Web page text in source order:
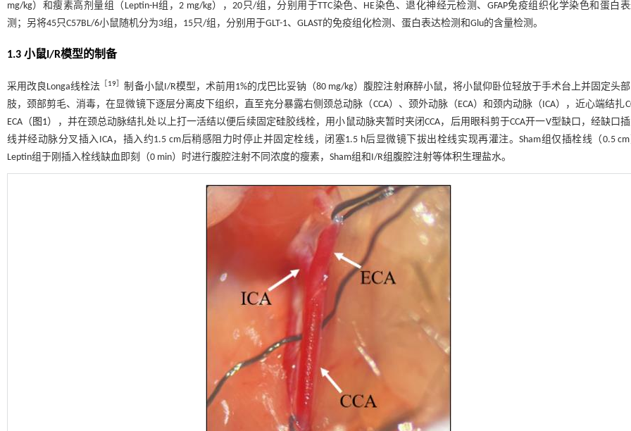
mg/kg）和瘦素高剂量组（Leptin-H组，2 mg/kg），20只/组，分别用于TTC染色、HE染色、退化神经元检测、GFAP免疫组织化学染色和蛋白
测；另将45只C57BL/6小鼠随机分为3组，15只/组，分别用于GLT-1、GLAST的免疫组化检测、蛋白表达检测和Glu的含量检测。
1.3 小鼠I/R模型的制备
采用改良Longa线栓法 19 ］制备小鼠I/R模型，术前用1%的戊巴比妥钠（80 mg/kg）腹腔注射麻醉小鼠，将小鼠仰卧位轻放于手术台上并固定头
肢，颈部剪毛、消毒，在显微镜下逐层分离皮下组织，直至充分暴露右侧颈总动脉（CCA）、颈外动脉（ECA）和颈内动脉（ICA），近心端结扎
ECA（ 图1），并在颈总动脉结扎处以上打一活结以便后续固定硅胶线栓，用小鼠动脉夹暂时夹闭CCA，后用眼科剪于CCA开一V型缺口，经缺口
线并经动脉分叉插入ICA，插入约1.5 cm后稍感阻力时停止并固定栓线，闭塞1.5 h后显微镜下拔出栓线实现再灌注。Sham组仅插栓线（0.5 cm
Leptin组于刚插入栓线缺血即刻（0 min）时进行腹腔注射不同浓度的瘦素，Sham组和I/R组腹腔注射等体积生理盐水。